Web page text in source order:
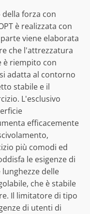
forza con
è realizzata con
viene elaborata
che l'attrezzatura
è riempito con
adatta al contorno
stabile e il
L'esclusivo
efficacemente
più comodi ed
le esigenze di
delle
che è stabile
Il limitatore di tipo
di utenti di